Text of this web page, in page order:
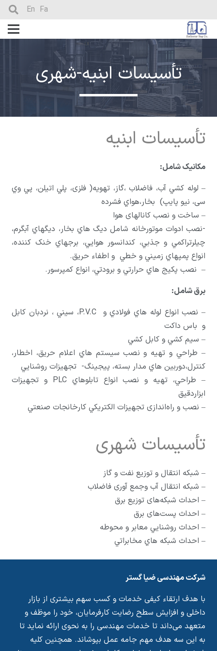
Fa
En
تأسیسات ابنیه-شهری
تأسیسات ابنیه
مکانيک شامل:
– لوله کشي آب، فاضلاب ،گاز، تهويه( فلزی، پلي اتيلن، پي وي
سی، نیو پایپ) بخار،هواي فشرده
– ساخت و نصب کانالهای هوا
-نصب ادوات موتورخانه شامل ديگ هاي بخار، ديگهاي آبگرم،
چيلرتراکمي و جذبي، کندانسور هوايي، برجهاي خنک کننده،
انواع پمپهاي زميني و خطي و اطفاء حريق.
– نصب پکيج هاي حرارتي و برودتي، انواع کمپرسور.
برق شامل:
– نصب انواع لوله هاي فولادي و P.V.C، سيني ، نردبان کابل
و باس داکت
– سيم کشي و کابل کشي
– طراحي و تهيه و نصب سيستم هاي اعلام حريق، اخطار،
کنترل،دوربين هاي مدار بسته، پيجينگ- تجهيزات روشنايي
– طراحي، تهيه و نصب انواع تابلوهاي PLC و تجهيزات
ابزاردقيق
– نصب و راه‌اندازی تجهيزات الکتريکي کارخانجات صنعتي
تأسیسات شهری
– شبکه انتقال و توزیع نفت و گاز
– شبکه انتقال آب وجمع آوری فاضلاب
– احداث شبکه‌های توزیع برق
– احداث پست‌های برق
– احداث روشنايي معابر و محوطه
– احداث شبکه هاي مخابراتي
شرکت مهندسی ضیا گستر
با هدف ارتقا‌ء کیفی خدمات و کسب سهم بیشتری از بازار
داخلی و افزایش سطح رضایت کارفرمایان، خود را موظف و
متعهد می‌داند تا خدمات مهندسی را به نحوی ارائه نماید تا
به این سه هدف مهم جامه عمل بپوشاند. همچنین کلیه